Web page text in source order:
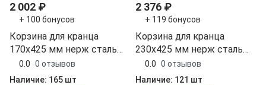
2 002 ₽
+ 100 бонусов
Корзина для кранца
170x425 мм нерж сталь
(020311T)
0.0 0 отзывов
Наличие: 165 шт
2 376 ₽
+ 119 бонусов
Корзина для кранца
230x425 мм нерж сталь
(020316T)
0.0 0 отзывов
Наличие: 121 шт